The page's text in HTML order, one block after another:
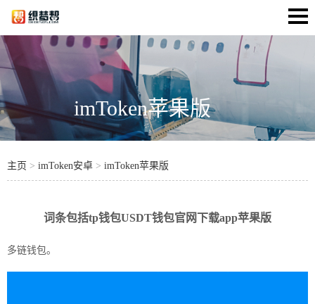
imToken苹果版
主页 > imToken安卓 > imToken苹果版
词条包括tp钱包USDT钱包官网下载app苹果版
多链钱包。